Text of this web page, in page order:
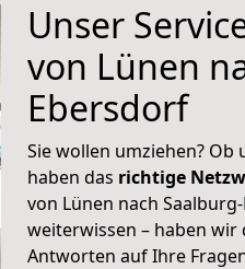
Unser
von Lünen
Ebersdorf
Sie wollen umziehen?
haben das richtige
von Lünen nach
weiterwissen – haben wir
Antworten auf Ihre